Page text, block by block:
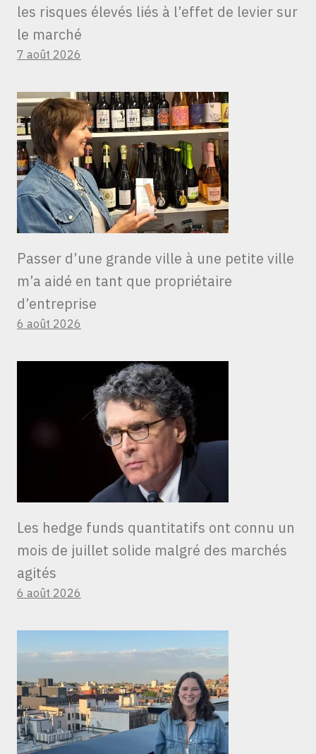
les risques élevés liés à l’effet de levier sur
le marché
7 août 2026
Passer d’une grande ville à une petite ville
m’a aidé en tant que propriétaire
d’entreprise
6 août 2026
Les hedge funds quantitatifs ont connu un
mois de juillet solide malgré des marchés
agités
6 août 2026